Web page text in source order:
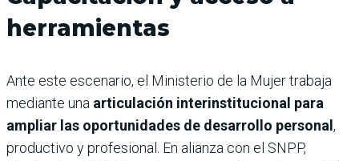
herramientas
Ante este escenario, el Ministerio de la Mujer trabaja
mediante una articulación interinstitucional para
ampliar las oportunidades de desarrollo personal ,
productivo y profesional. En alianza con el SNPP,